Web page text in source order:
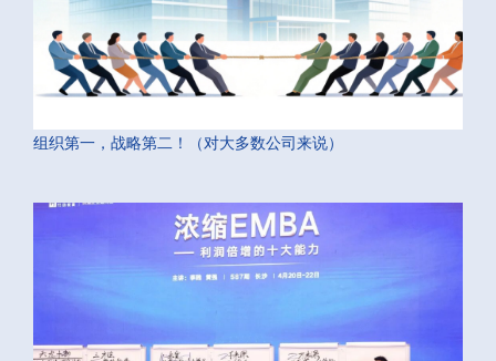
组织第一，战略第二！（对大多数公司来说）